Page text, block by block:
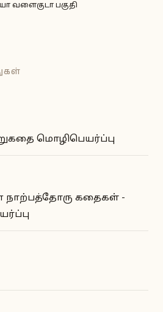
வளைகுடா பகுதி
மொழிபெயர்ப்பு
நாற்பத்தோரு கதைகள் -